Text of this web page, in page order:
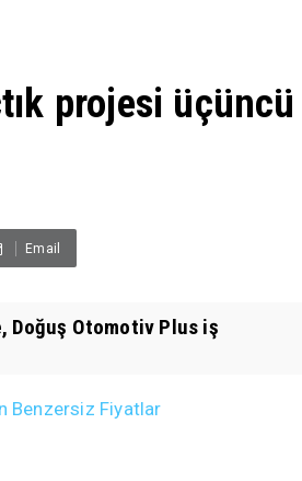
projesi üçüncü
Email
Otomotiv Plus iş
Benzersiz Fiyatlar